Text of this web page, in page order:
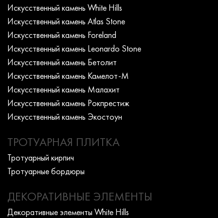
Искусcтвенный камень White Hills
Искусcтвенный камень Atlas Stone
Искусcтвенный камень Foreland
Искусcтвенный камень Leonardo Stone
Искусcтвенный камень Бетолит
Искусcтвенный камень Камелот-М
Искусcтвенный камень Малахит
Искусcтвенный камень Рокпрестиж
Искусcтвенный камень Экостоун
ТРОТУАРНАЯ ПЛИТКА
Тротуарный кирпич
Тротуарные бордюры
ДЕКОРАТИВНЫЕ ЭЛЕМЕНТЫ
Декоративные элементы White Hills